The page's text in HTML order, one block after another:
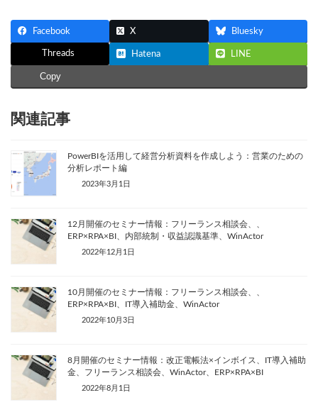
Facebook X Bluesky
Threads Hatena LINE
Copy
関連記事
PowerBIを活用して経営分析資料を作成しよう：営業のための
分析レポート編
2023年3月1日
12月開催のセミナー情報：フリーランス相談会、、
ERP×RPA×BI、内部統制・収益認識基準、WinActor
2022年12月1日
10月開催のセミナー情報：フリーランス相談会、、
ERP×RPA×BI、IT導入補助金、WinActor
2022年10月3日
8月開催のセミナー情報：改正電帳法×インボイス、IT導入補助
金、フリーランス相談会、WinActor、ERP×RPA×BI
2022年8月1日